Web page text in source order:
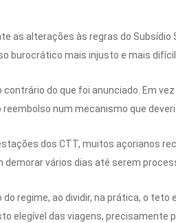
as alterações às regras do Subsídio
mais injusto e mais difícil
do que foi anunciado. Em
num mecanismo que
dos CTT, muitos açorianos
vários dias até serem
regime, ao dividir, na prática, o teto
elegível das viagens, precisamente